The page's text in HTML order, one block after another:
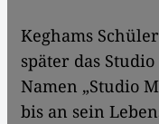
Keghams
später das
Namen „Studio
bis an sein